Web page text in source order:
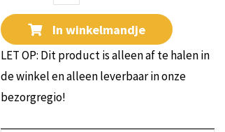
In winkelmandje
LET OP: Dit product is alleen af te halen in
de winkel en alleen leverbaar in onze
bezorgregio!